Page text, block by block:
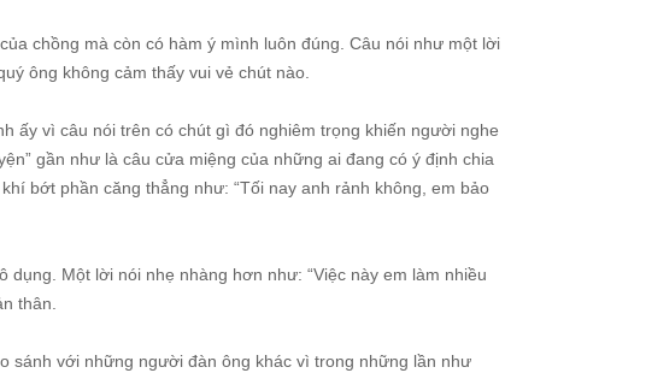
chồng mà còn có hàm ý mình luôn đúng. Câu nói như một lời
ông không cảm thấy vui vẻ chút nào.
ấy vì câu nói trên có chút gì đó nghiêm trọng khiến người nghe
gần như là câu cửa miệng của những ai đang có ý định chia
bớt phần căng thẳng như: “Tối nay anh rảnh không, em bảo
Một lời nói nhẹ nhàng hơn như: “Việc này em làm nhiều
thân.
sánh với những người đàn ông khác vì trong những lần như